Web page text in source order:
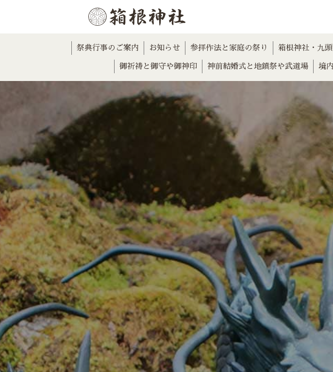
祭典行事のご案内 お知らせ 参拝作法と家庭の祭り 箱根神社・九
御祈祷と御守や御神印 神前結婚式と地鎮祭や武道場 境